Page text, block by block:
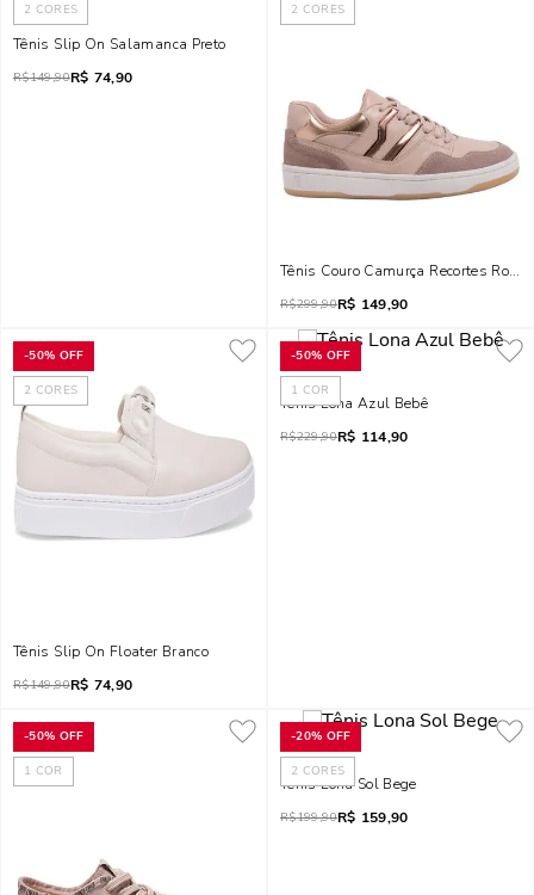
2 CORES
Tênis Slip On Salamanca Preto
R$149,90R$ 74,90
2 CORES
Tênis Couro Camurça Recortes Rosa
R$299,90R$ 149,90
-50% OFF
2 CORES
Tênis Slip On Floater Branco
R$149,90R$ 74,90
-50% OFF
1 COR
Tênis Lona Azul Bebê
R$229,90R$ 114,90
-50% OFF
1 COR
-20% OFF
2 CORES
Tênis Lona Sol Bege
R$199,90R$ 159,90